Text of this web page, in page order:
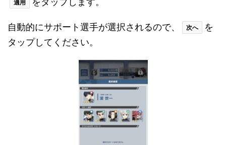
適用
自動的にサポート選手が選択されるので、 次へ
を
タップしてください。